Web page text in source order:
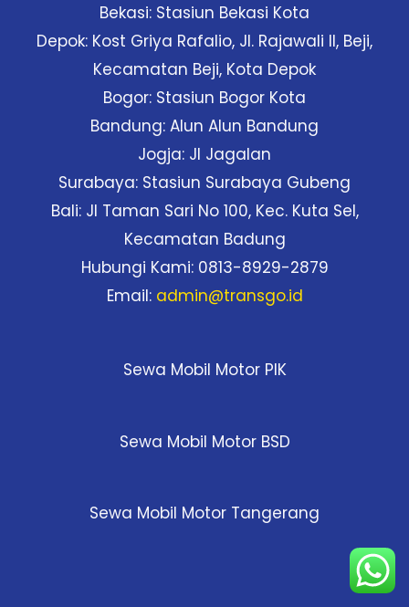
Bekasi: Stasiun Bekasi Kota
Depok: Kost Griya Rafalio, Jl. Rajawali II, Beji,
Kecamatan Beji, Kota Depok
Bogor: Stasiun Bogor Kota
Bandung: Alun Alun Bandung
Jogja: Jl Jagalan
Surabaya: Stasiun Surabaya Gubeng
Bali: Jl Taman Sari No 100, Kec. Kuta Sel,
Kecamatan Badung
Hubungi Kami: 0813-8929-2879
Email: admin@transgo.id
Sewa Mobil Motor PIK
Sewa Mobil Motor BSD
Sewa Mobil Motor Tangerang